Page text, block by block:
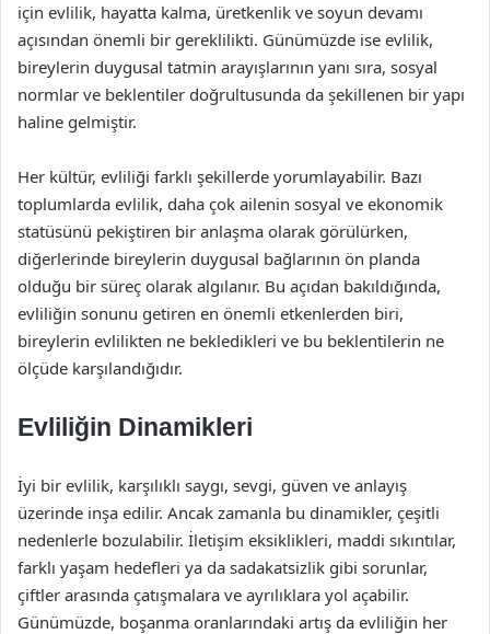
için evlilik, hayatta kalma, üretkenlik ve soyun devamı
açısından önemli bir gereklilikti. Günümüzde ise evlilik,
bireylerin duygusal tatmin arayışlarının yanı sıra, sosyal
normlar ve beklentiler doğrultusunda da şekillenen bir yapı
haline gelmiştir.
Her kültür, evliliği farklı şekillerde yorumlayabilir. Bazı
toplumlarda evlilik, daha çok ailenin sosyal ve ekonomik
statüsünü pekiştiren bir anlaşma olarak görülürken,
diğerlerinde bireylerin duygusal bağlarının ön planda
olduğu bir süreç olarak algılanır. Bu açıdan bakıldığında,
evliliğin sonunu getiren en önemli etkenlerden biri,
bireylerin evlilikten ne bekledikleri ve bu beklentilerin ne
ölçüde karşılandığıdır.
Evliliğin Dinamikleri
İyi bir evlilik, karşılıklı saygı, sevgi, güven ve anlayış
üzerinde inşa edilir. Ancak zamanla bu dinamikler, çeşitli
nedenlerle bozulabilir. İletişim eksiklikleri, maddi sıkıntılar,
farklı yaşam hedefleri ya da sadakatsizlik gibi sorunlar,
çiftler arasında çatışmalara ve ayrılıklara yol açabilir.
Günümüzde, boşanma oranlarındaki artış da evliliğin her